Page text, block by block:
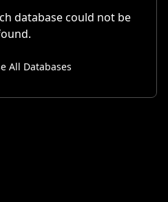
database could not be
All Databases